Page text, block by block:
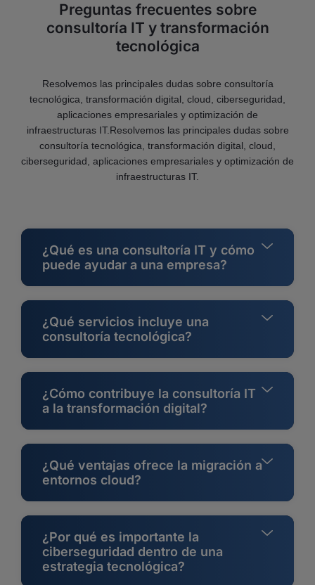
Preguntas frecuentes sobre
consultoría IT y transformación
tecnológica
Resolvemos las principales dudas sobre consultoría
tecnológica, transformación digital, cloud, ciberseguridad,
aplicaciones empresariales y optimización de
infraestructuras IT.Resolvemos las principales dudas sobre
consultoría tecnológica, transformación digital, cloud,
ciberseguridad, aplicaciones empresariales y optimización de
infraestructuras IT.
¿Qué es una consultoría IT y cómo
puede ayudar a una empresa?
¿Qué servicios incluye una
consultoría tecnológica?
¿Cómo contribuye la consultoría IT
a la transformación digital?
¿Qué ventajas ofrece la migración a
entornos cloud?
¿Por qué es importante la
ciberseguridad dentro de una
estrategia tecnológica?